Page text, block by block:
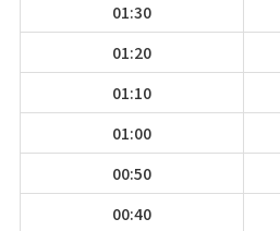
01:30
01:20
01:10
01:00
00:50
00:40